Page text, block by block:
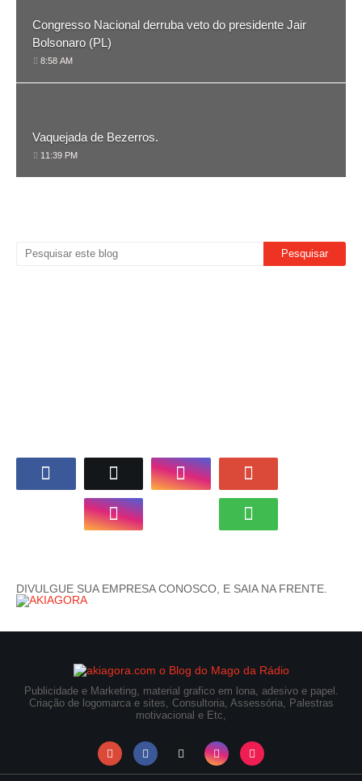
Congresso Nacional derruba veto do presidente Jair
Bolsonaro (PL)
8:58 AM
Vaquejada de Bezerros.
11:39 PM
DIVULGUE SUA EMPRESA CONOSCO, E SAIA NA FRENTE.
Publicidade e Marketing, material grafico em lona, adesivo e papel.
Criação de logomarca e sites, Consultoria, Assessória, Palestras
motivacional e Etc,